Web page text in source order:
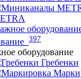
397
оборудование
Гребенки